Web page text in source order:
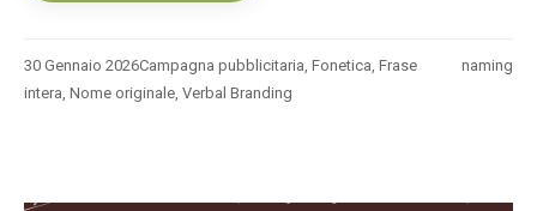
30 Gennaio 2026 naming
Campagna pubblicitaria, Fonetica, Frase
intera, Nome originale, Verbal Branding